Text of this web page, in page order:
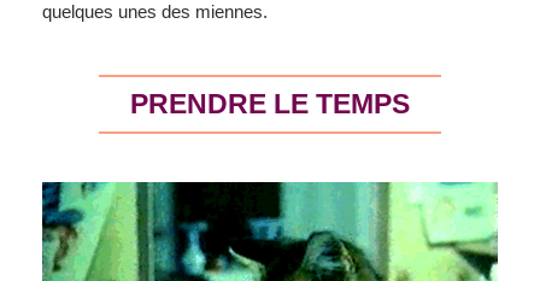
quelques unes des miennes.
PRENDRE LE TEMPS